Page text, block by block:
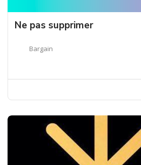
Ne pas supprimer
Bargain